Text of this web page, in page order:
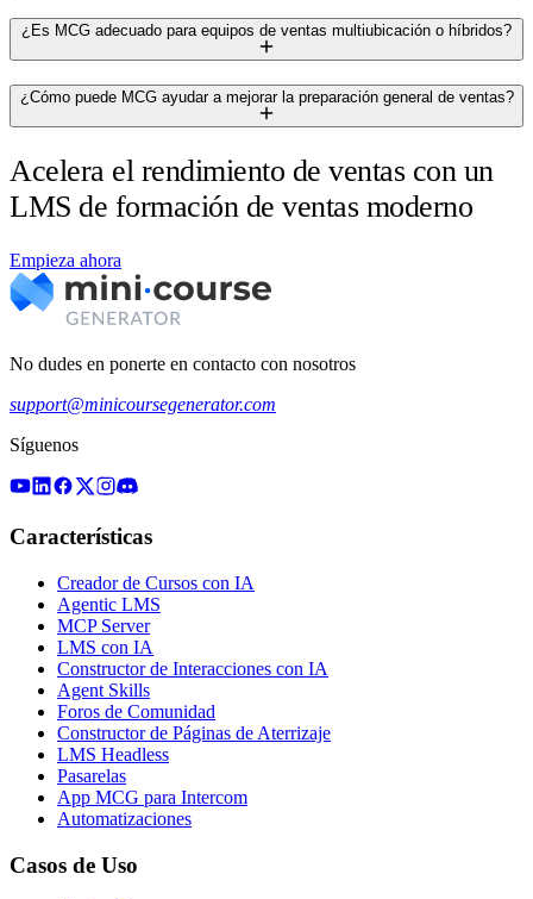
¿Es MCG adecuado para equipos de ventas multiubicación o híbridos?
¿Cómo puede MCG ayudar a mejorar la preparación general de ventas?
Acelera el rendimiento de ventas con un
LMS de formación de ventas moderno
Empieza ahora
No dudes en ponerte en contacto con nosotros
support@minicoursegenerator.com
Síguenos
Características
Creador de Cursos con IA
Agentic LMS
MCP Server
LMS con IA
Constructor de Interacciones con IA
Agent Skills
Foros de Comunidad
Constructor de Páginas de Aterrizaje
LMS Headless
Pasarelas
App MCG para Intercom
Automatizaciones
Casos de Uso